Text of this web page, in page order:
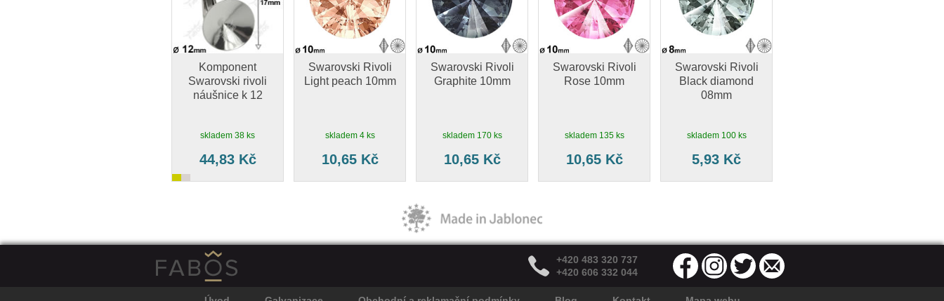
Komponent
Swarovski rivoli
náušnice k 12
skladem 38 ks
44,83 Kč
Swarovski Rivoli
Light peach 10mm
skladem 4 ks
10,65 Kč
Swarovski Rivoli
Graphite 10mm
skladem 170 ks
10,65 Kč
Swarovski Rivoli
Rose 10mm
skladem 135 ks
10,65 Kč
Swarovski Rivoli
Black diamond
08mm
skladem 100 ks
5,93 Kč
+420 483 320 737
+420 606 332 044